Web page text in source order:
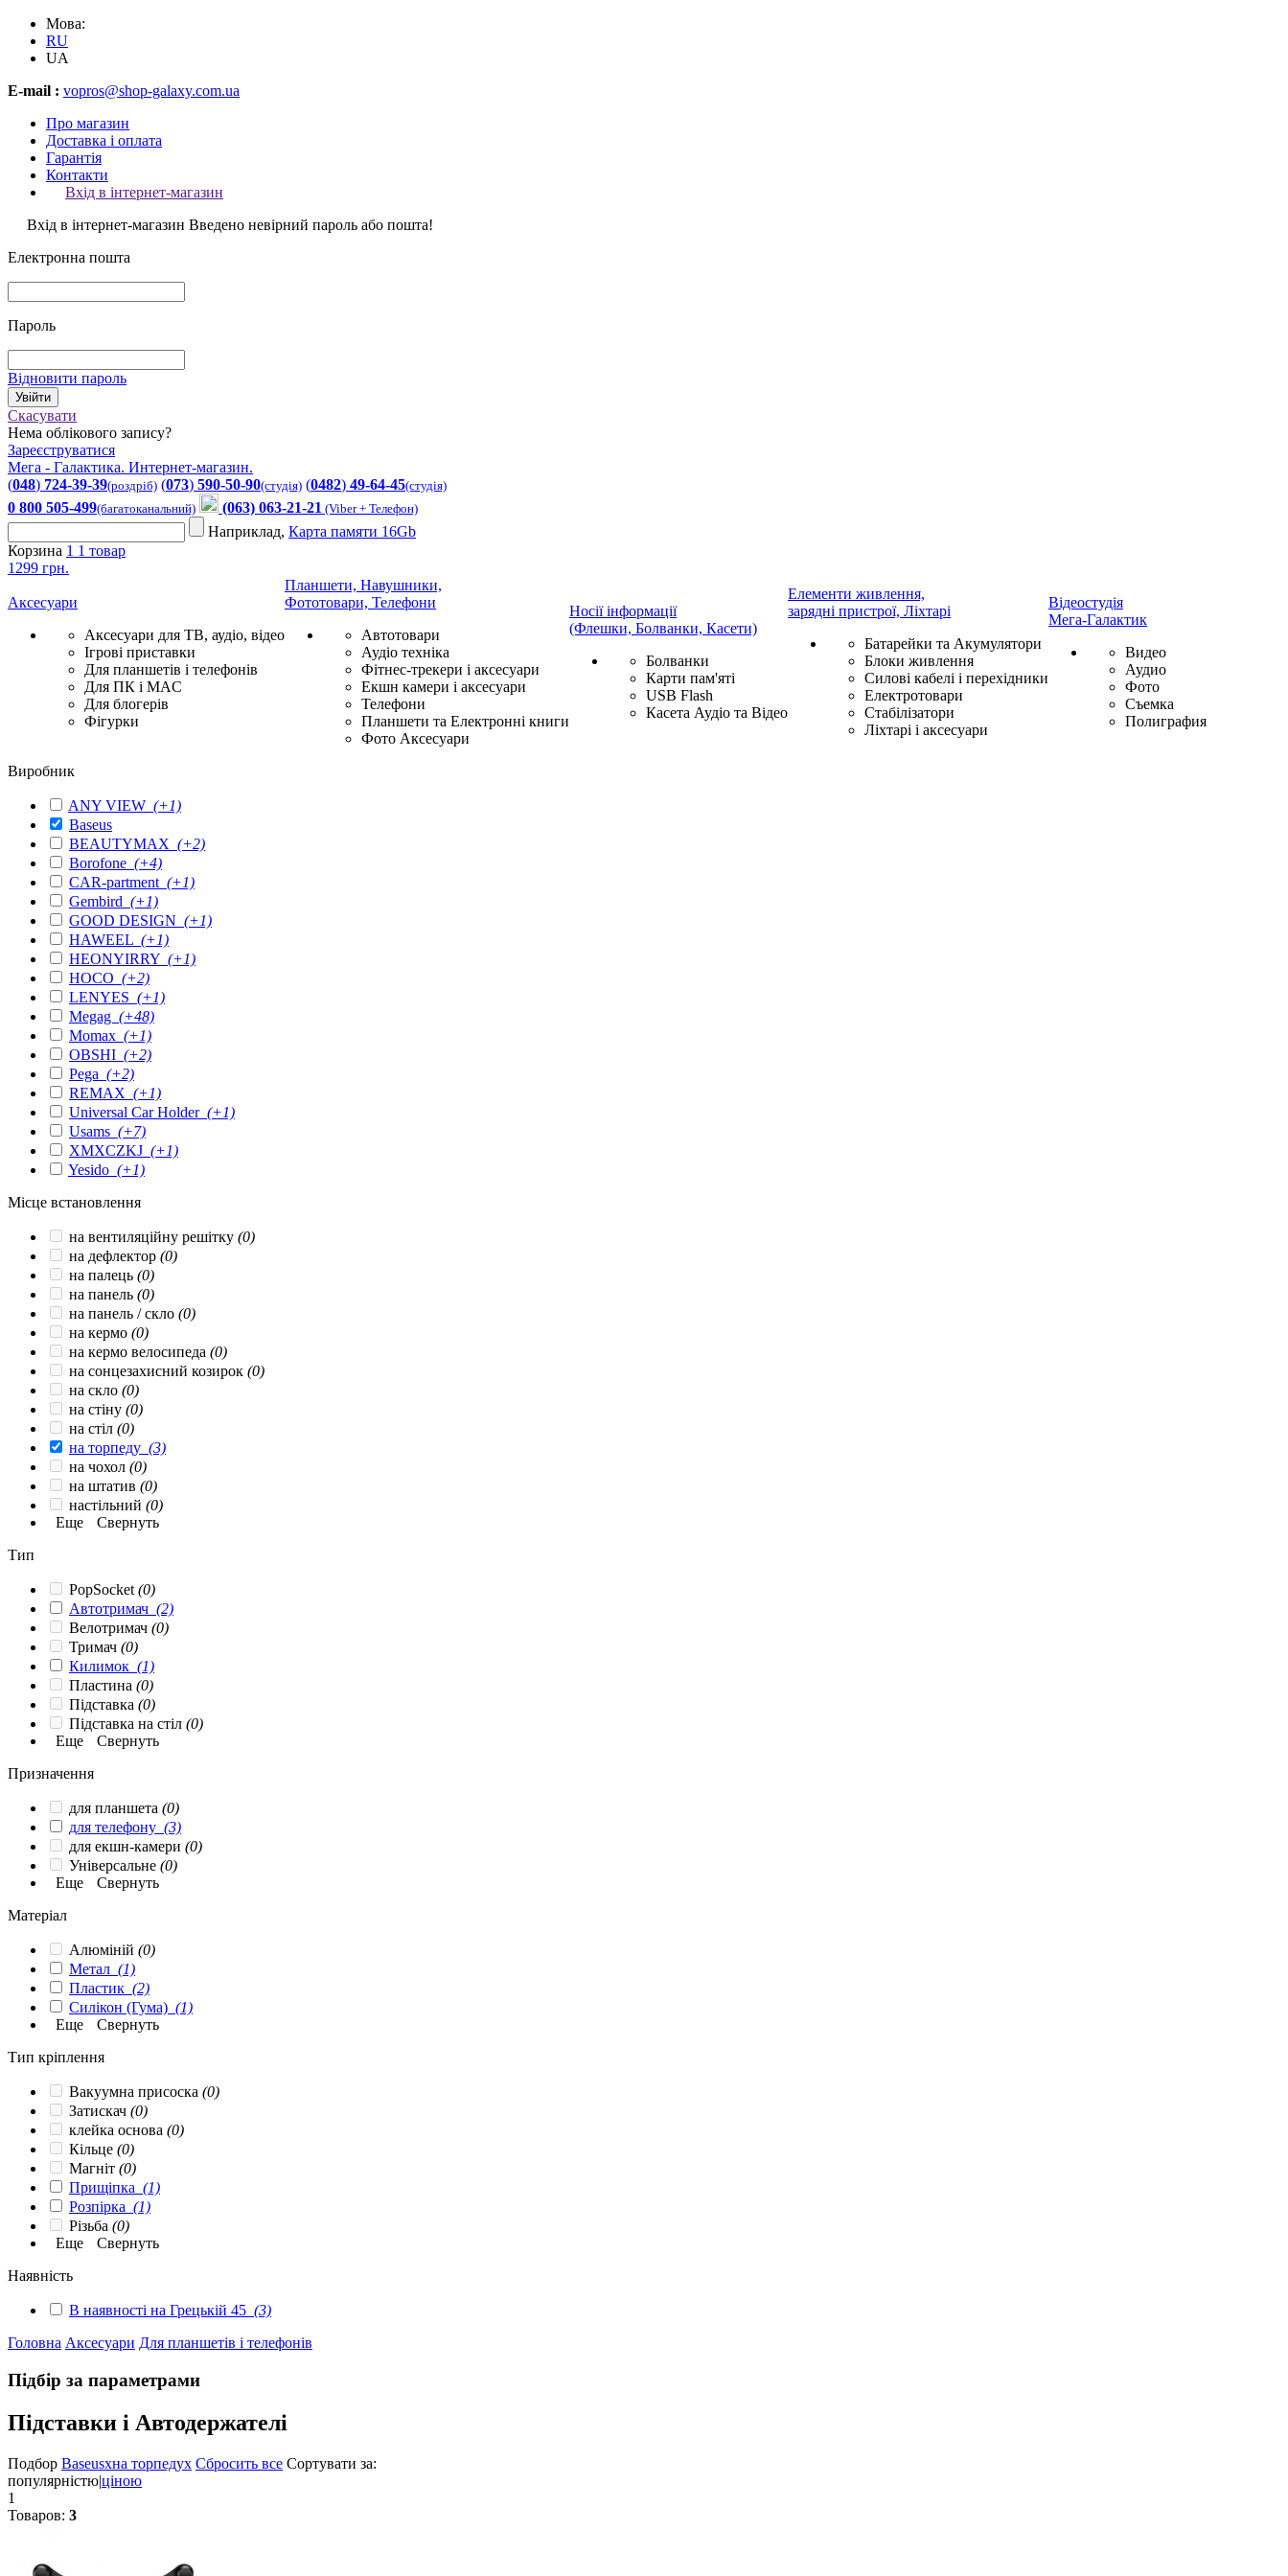
Мова:
RU
UA
E-mail : vopros@shop-galaxy.com.ua
Про магазин
Доставка і оплата
Гарантія
Контакти
Вхід в інтернет-магазин
Вхід в інтернет-магазин Введено невірний пароль або пошта!
Електронна пошта
Пароль
Відновити пароль
Скасувати
Нема облікового запису?
Зареєструватися
Мега - Галактика. Интернет-магазин.
(048) 724-39-39(роздріб) (073) 590-50-90(студія) (0482) 49-64-45(студія)
0 800 505-499(багатоканальний) (063) 063-21-21 (Viber + Телефон)
Наприклад, Карта памяти 16Gb
Корзина 1 1 товар
1299 грн.
Аксесуари
Аксесуари для ТВ, аудіо, відео
Ігрові приставки
Для планшетів і телефонів
Для ПК і MAC
Для блогерів
Фігурки
Планшети, Навушники,
Фототовари, Телефони
Автотовари
Аудіо техніка
Фітнес-трекери і аксесуари
Екшн камери і аксесуари
Телефони
Планшети та Електронні книги
Фото Аксесуари
Носії інформації
(Флешки, Болванки, Касети)
Болванки
Карти пам'яті
USB Flash
Касета Аудіо та Відео
Елементи живлення,
зарядні пристрої, Ліхтарі
Батарейки та Акумулятори
Блоки живлення
Силові кабелі і перехідники
Електротовари
Стабілізатори
Ліхтарі і аксесуари
Відеостудія
Мега-Галактик
Видео
Аудио
Фото
Съемка
Полиграфия
Виробник
ANY VIEW (+1)
Baseus
BEAUTYMAX (+2)
Borofone (+4)
CAR-partment (+1)
Gembird (+1)
GOOD DESIGN (+1)
HAWEEL (+1)
HEONYIRRY (+1)
HOCO (+2)
LENYES (+1)
Megag (+48)
Momax (+1)
OBSHI (+2)
Pega (+2)
REMAX (+1)
Universal Car Holder (+1)
Usams (+7)
XMXCZKJ (+1)
Yesido (+1)
Місце встановлення
на вентиляційну решітку (0)
на дефлектор (0)
на палець (0)
на панель (0)
на панель / скло (0)
на кермо (0)
на кермо велосипеда (0)
на сонцезахисний козирок (0)
на скло (0)
на стіну (0)
на стіл (0)
на торпеду (3)
на чохол (0)
на штатив (0)
настільний (0)
Еще
Свернуть
Тип
PopSocket (0)
Автотримач (2)
Велотримач (0)
Тримач (0)
Килимок (1)
Пластина (0)
Підставка (0)
Підставка на стіл (0)
Еще
Свернуть
Призначення
для планшета (0)
для телефону (3)
для екшн-камери (0)
Універсальне (0)
Еще
Свернуть
Матеріал
Алюміній (0)
Метал (1)
Пластик (2)
Силікон (Гума) (1)
Еще
Свернуть
Тип кріплення
Вакуумна присоска (0)
Затискач (0)
клейка основа (0)
Кільце (0)
Магніт (0)
Прищіпка (1)
Розпірка (1)
Різьба (0)
Еще
Свернуть
Наявність
В наявності на Грецькій 45 (3)
Головна Аксесуари Для планшетів і телефонів
Підбір за параметрами
Підставки і Автодержателі
Подбор Baseusxна торпедуx Сбросить все Сортувати за:
популярністю|ціною
1
Товаров: 3